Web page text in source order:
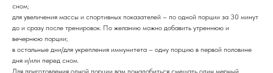
сном;
для увеличения массы и спортивных показателей – по одной порции за 30 минут
до и сразу после тренировок. По желанию можно добавить утреннюю и
вечернюю порции;
в остальные дни/для укрепления иммунитета – одну порцию в первой половине
дня и/или перед сном.
Для приготовления одной порции вам понадобиться смешать один мерный